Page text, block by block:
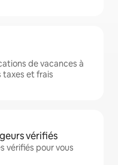
de vacances à
taxes et frais
vérifiés
vérifiés pour vous